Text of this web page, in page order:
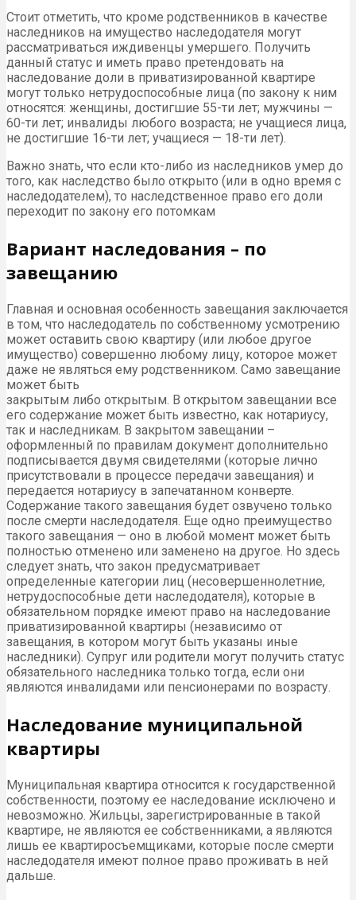
Стоит отметить, что кроме родственников в качестве
наследников на имущество наследодателя могут
рассматриваться иждивенцы умершего. Получить
данный статус и иметь право претендовать на
наследование доли в приватизированной квартире
могут только нетрудоспособные лица (по закону к ним
относятся: женщины, достигшие 55-ти лет; мужчины —
60-ти лет; инвалиды любого возраста; не учащиеся лица,
не достигшие 16-ти лет; учащиеся — 18-ти лет).
Важно знать, что если кто-либо из наследников умер до
того, как наследство было открыто (или в одно время с
наследодателем), то наследственное право его доли
переходит по закону его потомкам
Вариант наследования – по
завещанию
Главная и основная особенность завещания заключается
в том, что наследодатель по собственному усмотрению
может оставить свою квартиру (или любое другое
имущество) совершенно любому лицу, которое может
даже не являться ему родственником. Само завещание
может быть
закрытым либо открытым. В открытом завещании все
его содержание может быть известно, как нотариусу,
так и наследникам. В закрытом завещании –
оформленный по правилам документ дополнительно
подписывается двумя свидетелями (которые лично
присутствовали в процессе передачи завещания) и
передается нотариусу в запечатанном конверте.
Содержание такого завещания будет озвучено только
после смерти наследодателя. Еще одно преимущество
такого завещания — оно в любой момент может быть
полностью отменено или заменено на другое. Но здесь
следует знать, что закон предусматривает
определенные категории лиц (несовершеннолетние,
нетрудоспособные дети наследодателя), которые в
обязательном порядке имеют право на наследование
приватизированной квартиры (независимо от
завещания, в котором могут быть указаны иные
наследники). Супруг или родители могут получить статус
обязательного наследника только тогда, если они
являются инвалидами или пенсионерами по возрасту.
Наследование муниципальной
квартиры
Муниципальная квартира относится к государственной
собственности, поэтому ее наследование исключено и
невозможно. Жильцы, зарегистрированные в такой
квартире, не являются ее собственниками, а являются
лишь ее квартиросъемщиками, которые после смерти
наследодателя имеют полное право проживать в ней
дальше.